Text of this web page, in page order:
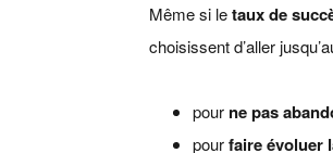
Même si letaux de
choisissent d’aller
pour ne pas
pourfaire évoluer